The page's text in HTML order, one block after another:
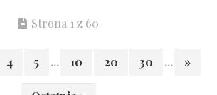
Strona 1 z 60
4 5 ... 10 20 30 ... »